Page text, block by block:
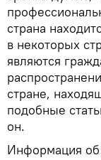
страна
в некоторых
являются
стране,
подобные
он.
Информация